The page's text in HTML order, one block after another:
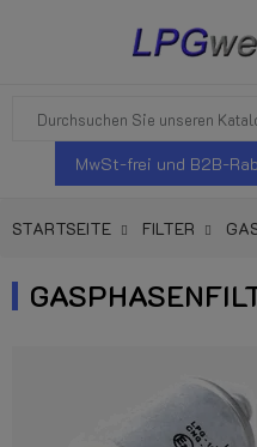
MwSt-frei und B2B-
STARTSEITE FILTER